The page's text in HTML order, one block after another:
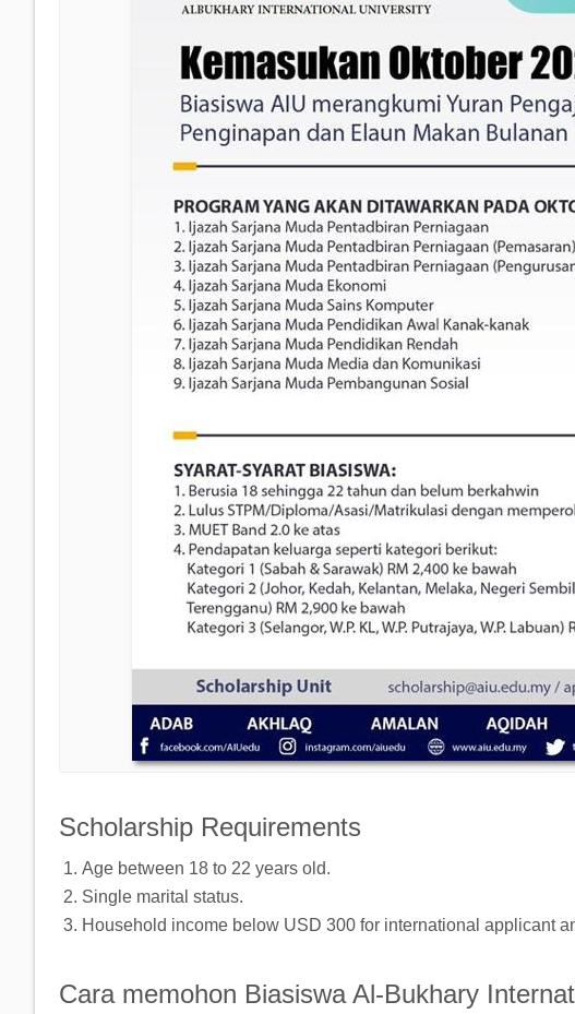
Scholarship Requirements
Age between 18 to 22 years old.
Single marital status.
Household income below USD 300 for international applicant
Cara memohon Biasiswa Al-Bukhary